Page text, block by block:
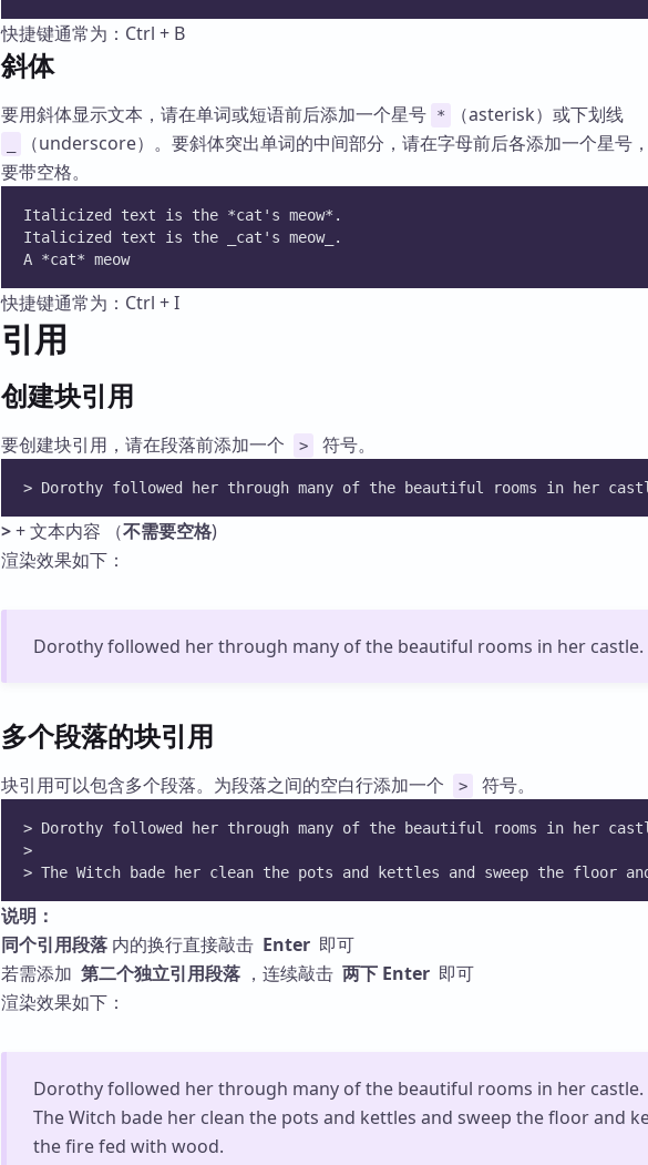
快捷键通常为：Ctrl + B
斜体
要用斜体显示文本，请在单词或短语前后添加一个星号 * （asterisk）或下划线
（underscore）。要斜体突出单词的中间部分，请在字母前后各添加一个星号
要带空格。
Italicized text is the *cat's meow*.
Italicized text is the _cat's meow_.
A *cat* meow
快捷键通常为：Ctrl + I
引用
创建块引用
要创建块引用，请在段落前添加一个 > 符号。
> Dorothy followed her through many of the beautiful rooms in her
>+ 文本内容 （不需要空格)
渲染效果如下：
Dorothy followed her through many of the beautiful rooms in her castle.
多个段落的块引用
块引用可以包含多个段落。为段落之间的空白行添加一个 > 符号。
> Dorothy followed her through many of the beautiful rooms in her
>
> The Witch bade her clean the pots and kettles and sweep the floor
说明：
同个引用段落 内的换行直接敲击 Enter 即可
若需添加 第二个独立引用段落 ，连续敲击 两下 Enter 即可
渲染效果如下：
Dorothy followed her through many of the beautiful rooms in her castle.
The Witch bade her clean the pots and kettles and sweep the floor and
the fire fed with wood.